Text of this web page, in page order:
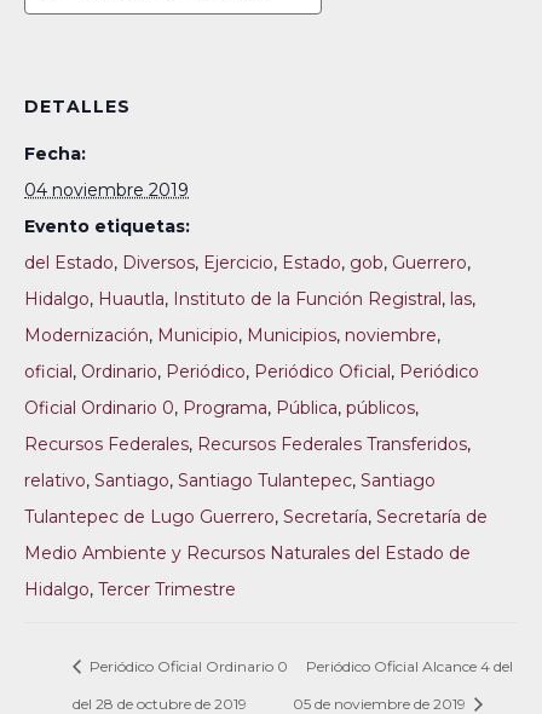
DETALLES
Fecha:
04 noviembre 2019
Evento etiquetas:
del Estado, Diversos, Ejercicio, Estado, gob, Guerrero,
Hidalgo, Huautla, Instituto de la Función Registral, las,
Modernización, Municipio, Municipios, noviembre,
oficial, Ordinario, Periódico, Periódico Oficial, Periódico
Oficial Ordinario 0, Programa, Pública, públicos,
Recursos Federales, Recursos Federales Transferidos,
relativo, Santiago, Santiago Tulantepec, Santiago
Tulantepec de Lugo Guerrero, Secretaría, Secretaría de
Medio Ambiente y Recursos Naturales del Estado de
Hidalgo, Tercer Trimestre
Periódico Oficial Ordinario 0
del 28 de octubre de 2019
Periódico Oficial Alcance 4 del
05 de noviembre de 2019